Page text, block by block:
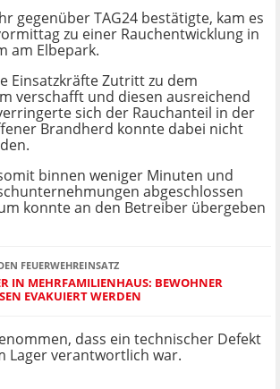
gegenüber TAG24 bestätigte, kam es
zu einer Rauchentwicklung in
am Elbepark.
Einsatzkräfte Zutritt zu dem
verschafft und diesen ausreichend
sich der Rauchanteil in der
Brandherd konnte dabei nicht
binnen weniger Minuten und
abgeschlossen
konnte an den Betreiber übergeben
FEUERWEHREINSATZ
IN MEHRFAMILIENHAUS: BEWOHNER
EVAKUIERT WERDEN
dass ein technischer Defekt
Lager verantwortlich war.